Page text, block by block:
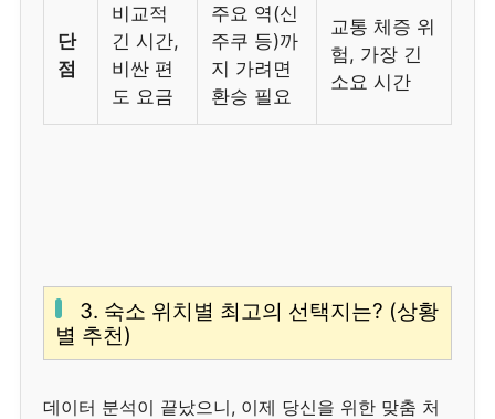
단
점
비교적
긴 시간,
비싼 편
도 요금
주요 역(신
주쿠 등)까
지 가려면
환승 필요
교통 체증 위
험, 가장 긴
소요 시간
3. 숙소 위치별 최고의 선택지는? (상황
별 추천)
데이터 분석이 끝났으니, 이제 당신을 위한 맞춤 처